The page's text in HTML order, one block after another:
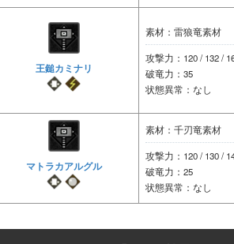
王鎚カミナリ
素材：雷狼竜素材
攻撃力：120 / 132 /
破竜力：35
状態異常：なし
マトラカアルグル
素材：千刃竜素材
攻撃力：120 / 130 /
破竜力：25
状態異常：なし